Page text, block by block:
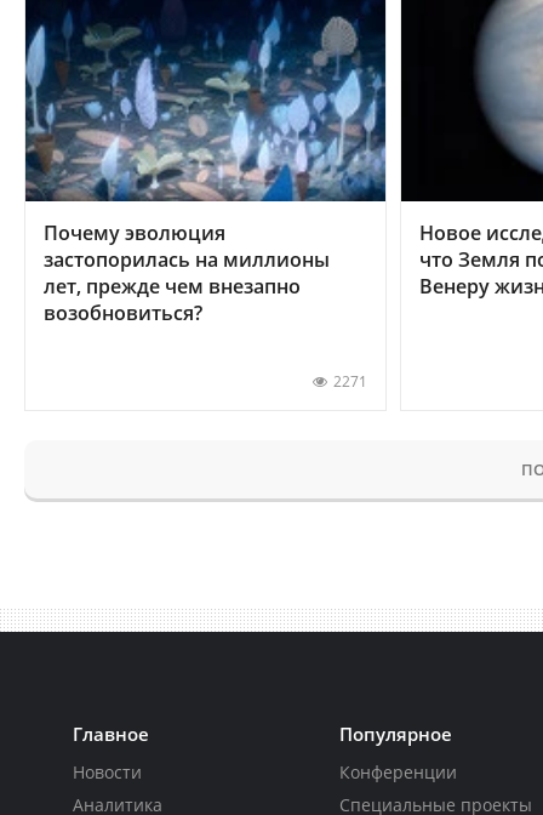
Почему эволюция
застопорилась на миллионы
лет, прежде чем внезапно
возобновиться?
2271
Новое
что Земля
Венеру
Главное
Новости
Аналитика
Популярное
Конференции
Специальные проекты